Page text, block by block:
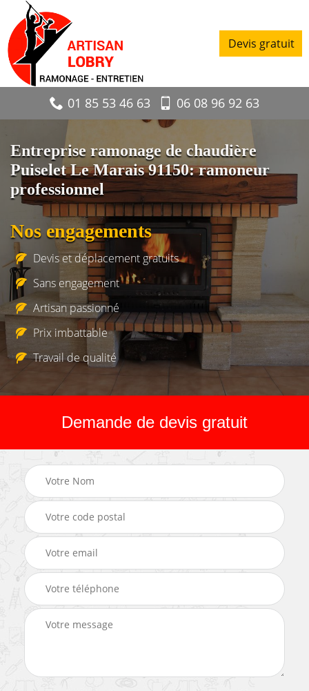
Devis gratuit
01 85 53 46 63 06 08 96 92 63
Entreprise ramonage de chaudière
Puiselet Le Marais 91150: ramoneur
professionnel
Nos engagements
Devis et déplacement gratuits
Sans engagement
Artisan passionné
Prix imbattable
Travail de qualité
Demande de devis gratuit